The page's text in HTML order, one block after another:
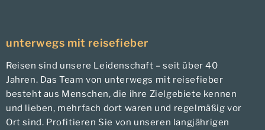
unterwegs mit reisefieber
Reisen sind unsere Leidenschaft – seit über 40
Jahren. Das Team von unterwegs mit reisefieber
besteht aus Menschen, die ihre Zielgebiete kennen
und lieben, mehrfach dort waren und regelmäßig vor
Ort sind. Profitieren Sie von unseren langjährigen